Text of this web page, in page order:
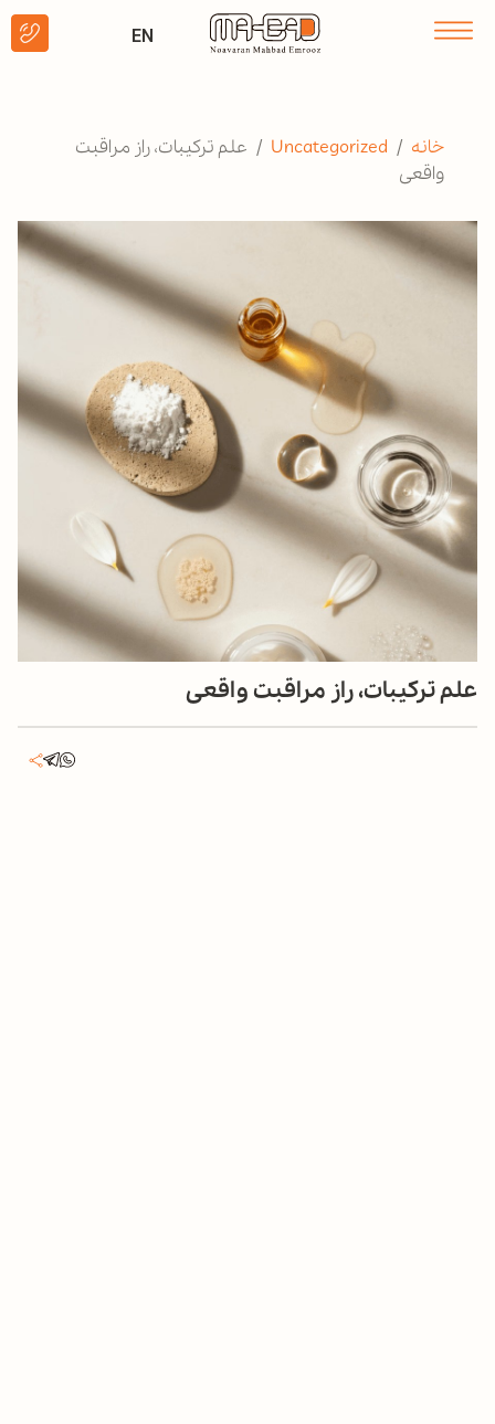
EN
خانه /
Uncategorized / علم ترکیبات، راز مراقبت
واقعی
علم ترکیبات، راز مراقبت واقعی